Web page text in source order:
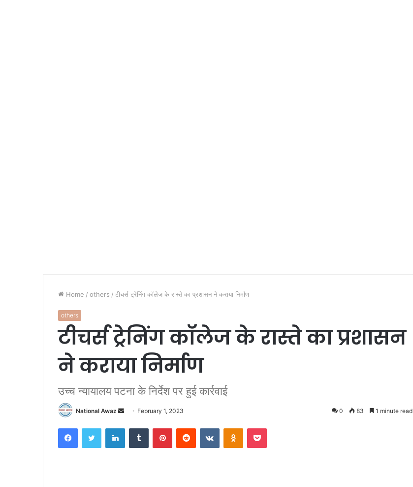
Home / others / टीचर्स ट्रेनिंग कॉलेज के रास्ते का प्रशासन ने कराया निर्माण
others
टीचर्स ट्रेनिंग कॉलेज के रास्ते का प्रशासन
ने कराया निर्माण
उच्च न्यायालय पटना के निर्देश पर हुई कार्रवाई
National Awaz
d
February 1, 2023 0 83 1 minute read